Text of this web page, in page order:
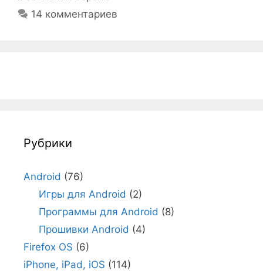
14 комментариев
Рубрики
Android (76)
Игры для Android (2)
Программы для Android (8)
Прошивки Android (4)
Firefox OS (6)
iPhone, iPad, iOS (114)